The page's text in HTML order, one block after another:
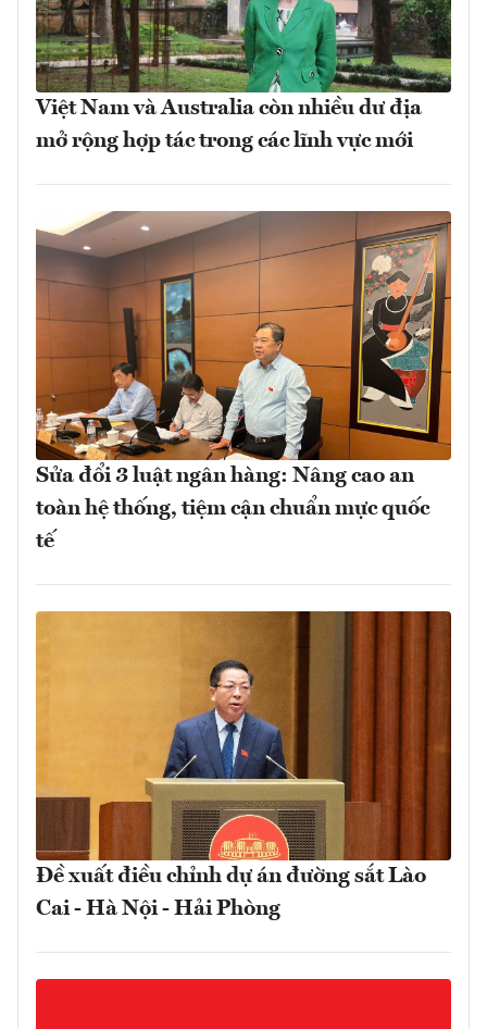
Việt Nam và Australia còn nhiều dư địa
mở rộng hợp tác trong các lĩnh vực mới
Sửa đổi 3 luật ngân hàng: Nâng cao an
toàn hệ thống, tiệm cận chuẩn mực quốc
tế
Đề xuất điều chỉnh dự án đường sắt Lào
Cai - Hà Nội - Hải Phòng